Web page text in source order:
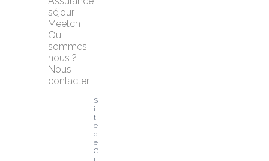
séjour
Meetch
Qui
sommes-
nous ?
Nous
contacter
S
i
t
e
d
e
G
î